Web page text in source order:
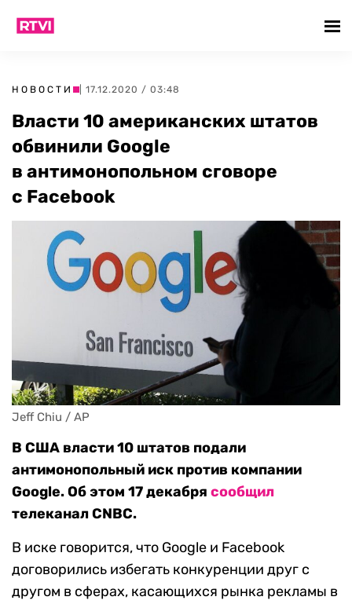
НОВОСТИ | 17.12.2020 / 03:48
Власти 10 американских штатов
обвинили Google
в антимонопольном сговоре
с Facebook
Jeff Chiu / AP
В США власти 10 штатов подали
антимонопольный иск против компании
Google. Об этом 17 декабря сообщил
телеканал CNBC.
В иске говорится, что Google и Facebook
договорились избегать конкуренции друг с
другом в сферах, касающихся рынка рекламы в